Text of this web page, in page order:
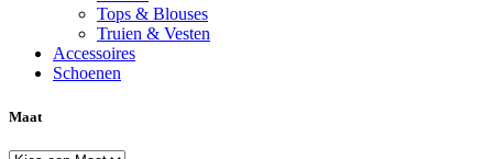
Tops & Blouses
Truien & Vesten
Accessoires
Schoenen
Maat